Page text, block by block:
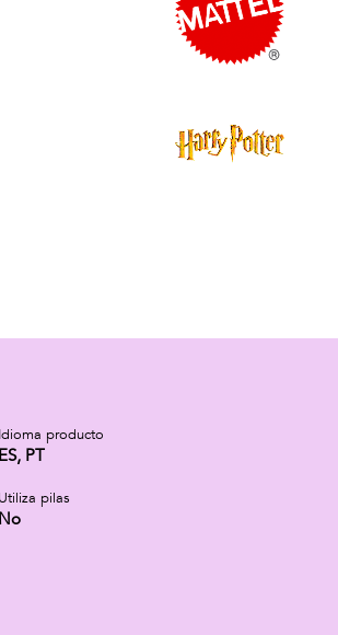
Idioma producto
ES, PT
Utiliza pilas
No